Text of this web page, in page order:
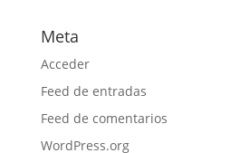
Meta
Acceder
Feed de entradas
Feed de comentarios
WordPress.org